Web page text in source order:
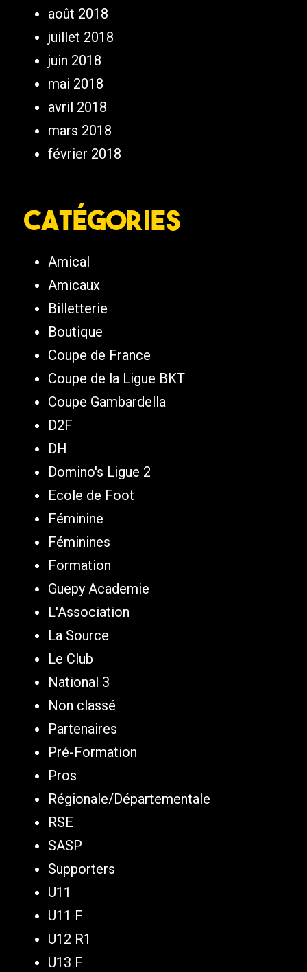
août 2018
juillet 2018
juin 2018
mai 2018
avril 2018
mars 2018
février 2018
Catégories
Amical
Amicaux
Billetterie
Boutique
Coupe de France
Coupe de la Ligue BKT
Coupe Gambardella
D2F
DH
Domino's Ligue 2
Ecole de Foot
Féminine
Féminines
Formation
Guepy Academie
L'Association
La Source
Le Club
National 3
Non classé
Partenaires
Pré-Formation
Pros
Régionale/Départementale
RSE
SASP
Supporters
U11
U11 F
U12 R1
U13 F